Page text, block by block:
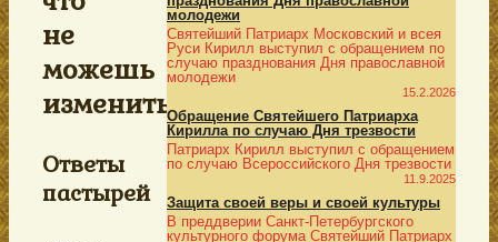
не
можешь
изменить?
Ответы
пастырей
молодежи
Святейший Патриарх Московский и всея
Руси Кирилл выступил с обращением по
случаю празднования Дня православной
молодежи
15.2.2026
Обращение Святейшего Патриарха
Кирилла по случаю Дня трезвости
Патриарх Кирилл выступил с обращением
по случаю Всероссийского Дня трезвости
11.9.2025
Защита своей веры и своей культуры
В преддверии Санкт-Петербургского
культурного форума Святейший Патриарх